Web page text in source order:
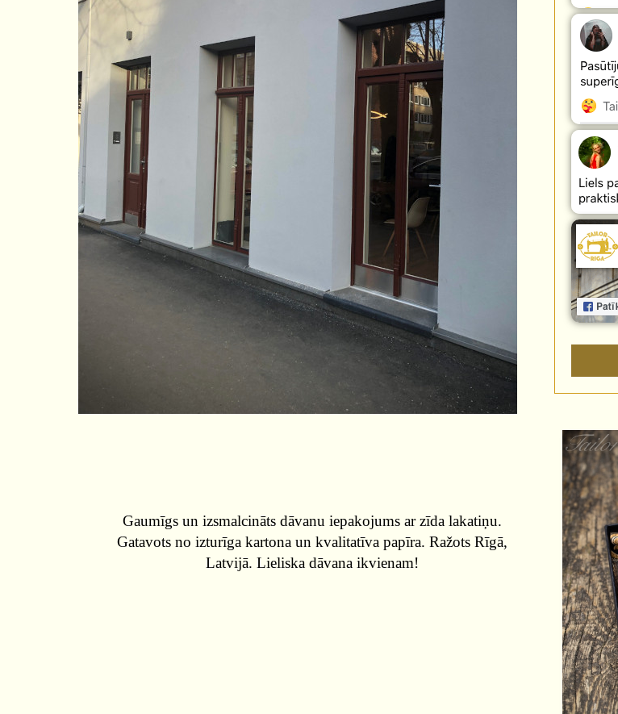
Gaumīgs un izsmalcināts dāvanu iepakojums ar zīda lakatiņu.
Gatavots no izturīga kartona un kvalitatīva papīra. Ražots Rīgā,
Latvijā. Lieliska dāvana ikvienam!